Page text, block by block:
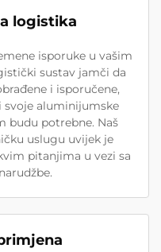
logistika
isporuke u vašim
sustav jamči da
i isporučene,
svoje aluminijumske
budu potrebne. Naš
uslugu uvijek je
pitanjima u vezi sa